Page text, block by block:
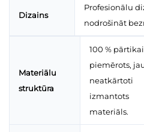
Dizains
Profesionālu
nodrošināt
Materiālu
struktūra
100 % pārtikai
piemērots,
neatkārtoti
izmantots
materiāls.